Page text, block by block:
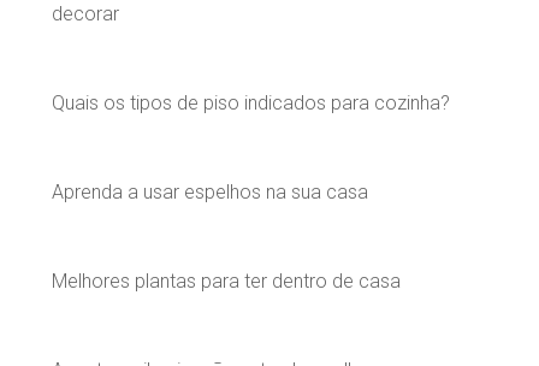
decorar
Quais os tipos de piso indicados para cozinha?
Aprenda a usar espelhos na sua casa
Melhores plantas para ter dentro de casa